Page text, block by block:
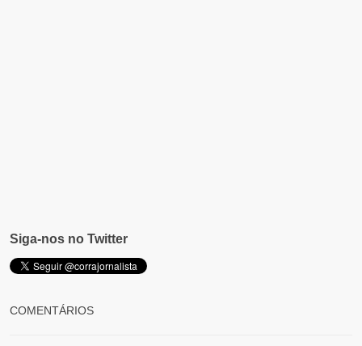
Siga-nos no Twitter
COMENTÁRIOS